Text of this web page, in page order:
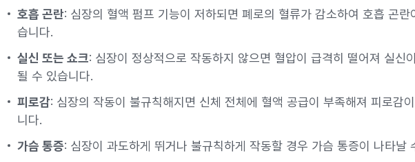
호흡 곤란: 심장의 혈액 펌프 기능이 저하되면 폐로의 혈류가 감소하여 호흡 곤란
습니다.
실신 또는 쇼크: 심장이 정상적으로 작동하지 않으면 혈압이 급격히 떨어져 실신
될 수 있습니다.
피로감: 심장의 작동이 불규칙해지면 신체 전체에 혈액 공급이 부족해져 피로감
니다.
가슴 통증: 심장이 과도하게 뛰거나 불규칙하게 작동할 경우 가슴 통증이 나타날